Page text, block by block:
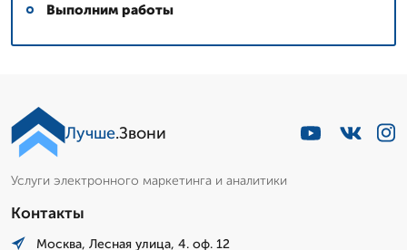
Выполним работы
Лучше.Звони
Услуги электронного маркетинга и аналитики
Контакты
Москва, Лесная улица, 4. оф. 12